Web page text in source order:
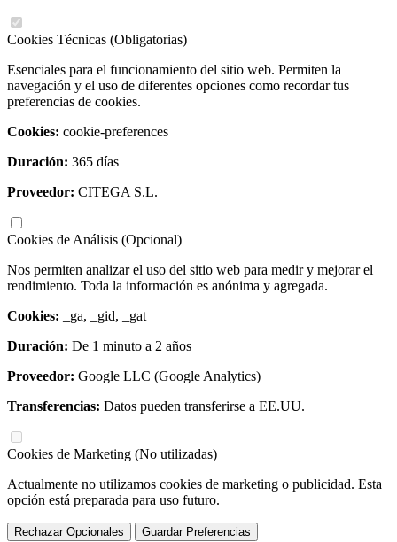
Cookies Técnicas (Obligatorias)
Esenciales para el funcionamiento del sitio web. Permiten la
navegación y el uso de diferentes opciones como recordar tus
preferencias de cookies.
Cookies: cookie-preferences
Duración: 365 días
Proveedor: CITEGA S.L.
Cookies de Análisis (Opcional)
Nos permiten analizar el uso del sitio web para medir y mejorar el
rendimiento. Toda la información es anónima y agregada.
Cookies: _ga, _gid, _gat
Duración: De 1 minuto a 2 años
Proveedor: Google LLC (Google Analytics)
Transferencias: Datos pueden transferirse a EE.UU.
Cookies de Marketing (No utilizadas)
Actualmente no utilizamos cookies de marketing o publicidad. Esta
opción está preparada para uso futuro.
Rechazar Opcionales Guardar Preferencias